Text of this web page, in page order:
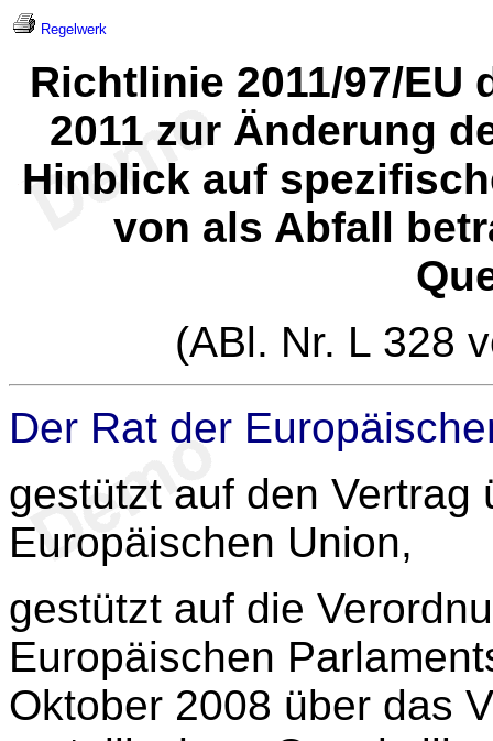
Regelwerk
Richtlinie 2011/97/EU
2011 zur Änderung
Hinblick auf
von als Abfall
(ABl. Nr. L 328
Der Rat der
gestützt auf den Vertrag
Europäischen Union,
gestützt auf die
Europäischen
Oktober 2008 über das